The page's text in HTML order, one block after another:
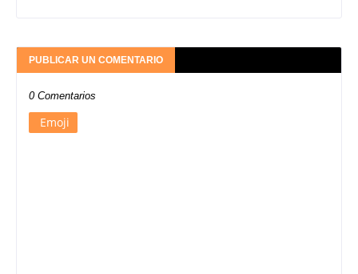
PUBLICAR UN COMENTARIO
0 Comentarios
Emoji